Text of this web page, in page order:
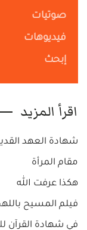
صوتيات
فيديوهات
إبحث
اقرأ المزيد
شهادة العهد
مقام المرأة
هكذا عرفت الله
فيلم المسيح
في شهادة القرآن